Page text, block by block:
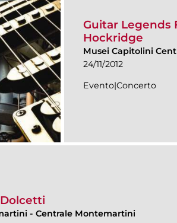
Guitar Legends
Hockridge
Musei Capitolini
24/11/2012
Evento|Concerto
- Centrale Montemartini